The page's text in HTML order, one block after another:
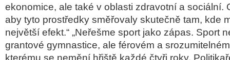
ekonomice, ale také v oblasti zdravotní a sociální.
aby tyto prostředky směřovaly skutečně tam, kde
největší efekt.“ „Neřešme sport jako zápas. Sport
grantové gymnastice, ale férovém a
kterému se nemění hřiště každé čtyři roky.